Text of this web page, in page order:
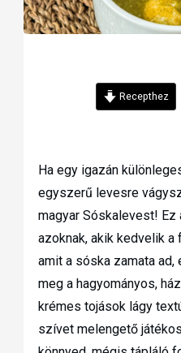
Recepthez
Ha egy igazán
egyszerű levesre
magyar Sóskalevest!
azoknak, akik kedvelik
amit a sóska zamata
meg a hagyományos,
krémes tojások lágy
szívet melengető